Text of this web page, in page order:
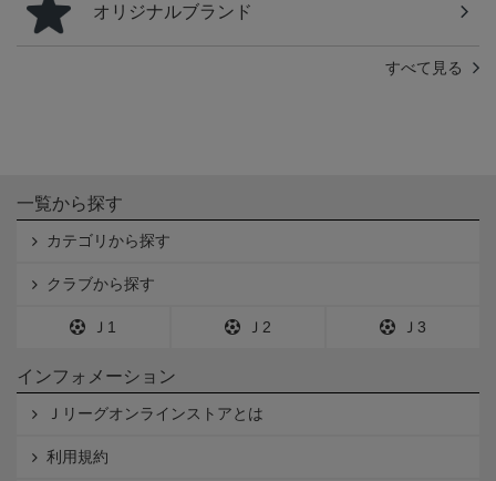
オリジナルブランド
すべて見る
一覧から探す
カテゴリから探す
クラブから探す
Ｊ1 Ｊ2 Ｊ3
インフォメーション
Ｊリーグオンラインストアとは
利用規約